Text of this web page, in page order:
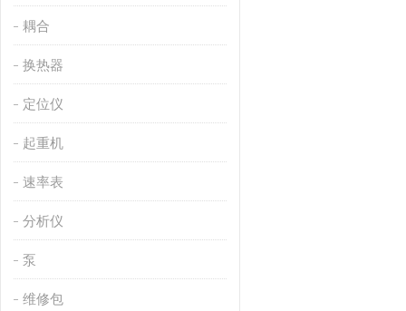
耦合
换热器
定位仪
起重机
速率表
分析仪
泵
维修包